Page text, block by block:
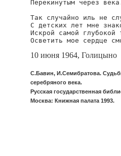
Перекинутым через
Так случайно иль не
С детских лет мне
Искрой самой глубокой
Осветить мое сердце
10 июня 1964, Голицыно
С.Бавин, И.Семибратова.
серебряного века.
Русская государственная
Москва: Книжная палата 1993.